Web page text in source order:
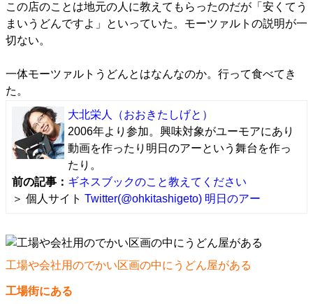
この店のことは地元の人に教えてもらったのだが「安くてう
まいうどんですよ」といっていた。モーツァルトの説明が一
切ない。
一体モーツァルトうどんとはなんなのか。行って食べてき
た。
大北栄人
（おおきたしげと）
2006年より参加。興味対象がユーモアにあり
動画を作ったり明日のアーという舞台を作っ
たり。
前の記事： ギネスブックのこと教えてください
＞ 個人サイト Twitter(@ohkitashigeto) 明日のアー
工場や会社用のでかい区画の中にうどん屋がある
工場街にある